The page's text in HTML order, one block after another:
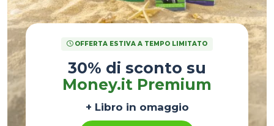
OFFERTA ESTIVA A TEMPO LIMITATO
30% di sconto su
Money.it Premium
+ Libro in omaggio